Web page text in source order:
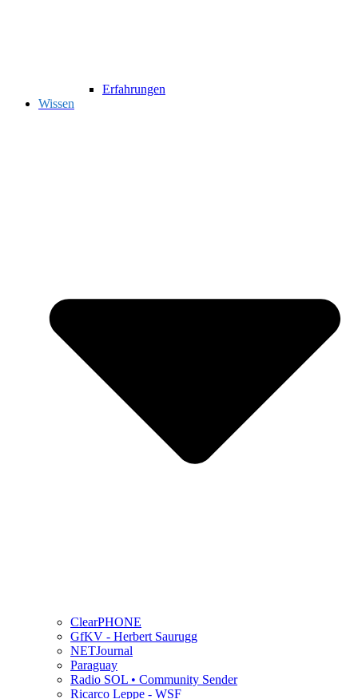
Erfahrungen
Wissen
ClearPHONE
GfKV - Herbert Saurugg
NETJournal
Paraguay
Radio SOL • Community Sender
Ricarco Leppe - WSF